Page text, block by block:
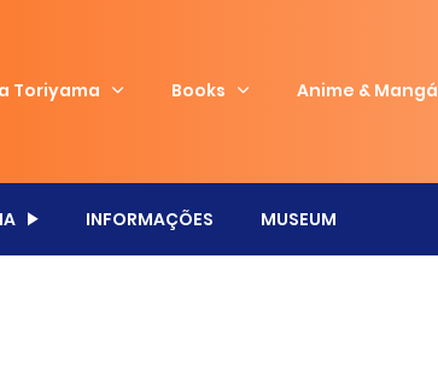
Toriyama Books Anime & Mangá
INFORMAÇÕES MUSEUM